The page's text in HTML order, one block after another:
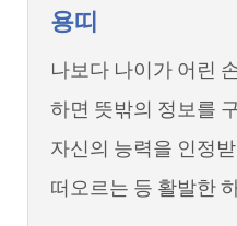
용띠
나보다 나이가 어린
하면 뜻밖의 정보를
자신의 능력을 인정
떠오르는 등 활발한